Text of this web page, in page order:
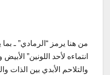
من هنا يرمز “الرمادي” ـ
انتماءه لأحد اللونين”
والتلاحم الأبدي بين الذات